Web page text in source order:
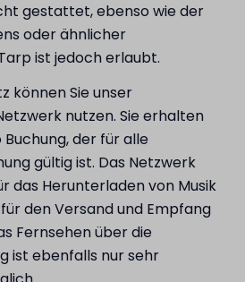
gestattet, ebenso wie der
oder ähnlicher
ist jedoch erlaubt.
können Sie unser
nutzen. Sie erhalten
der für alle
gültig ist. Das Netzwerk
das Herunterladen von Musik
den Versand und Empfang
Fernsehen über die
ist ebenfalls nur sehr